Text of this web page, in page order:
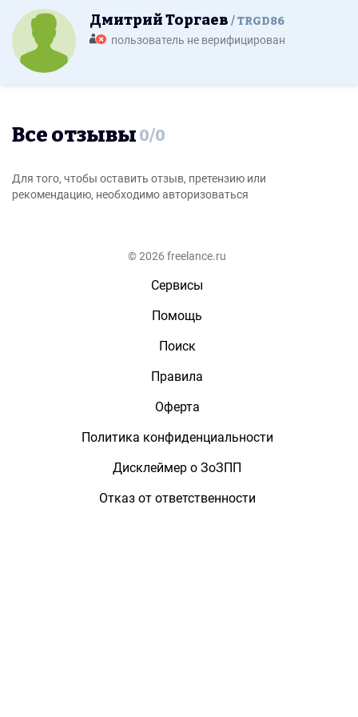
Дмитрий Торгаев TRGD86
пользователь не верифицирован
Все отзывы 0/0
Для того, чтобы оставить отзыв, претензию или
рекомендацию, необходимо авторизоваться
© 2026 freelance.ru
Сервисы
Помощь
Поиск
Правила
Оферта
Политика конфиденциальности
Дисклеймер о ЗоЗПП
Отказ от ответственности